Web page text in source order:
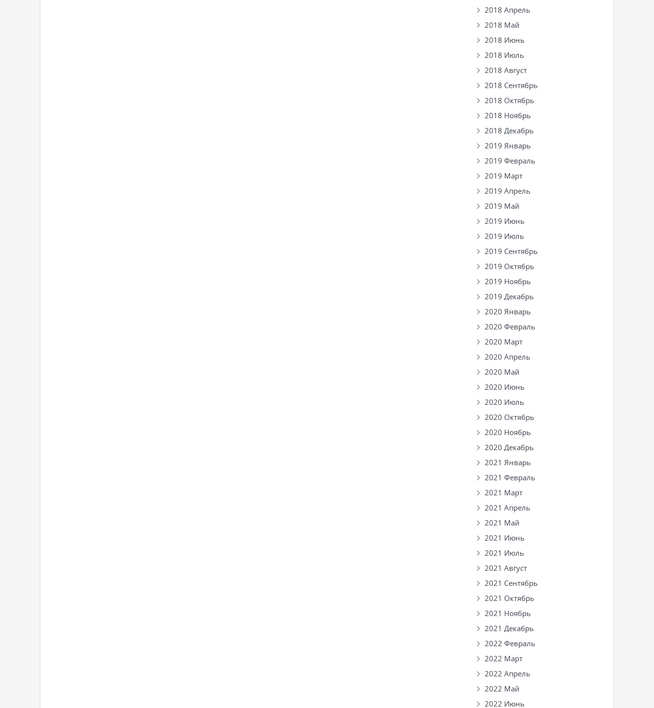
2018 Апрель
2018 Май
2018 Июнь
2018 Июль
2018 Август
2018 Сентябрь
2018 Октябрь
2018 Ноябрь
2018 Декабрь
2019 Январь
2019 Февраль
2019 Март
2019 Апрель
2019 Май
2019 Июнь
2019 Июль
2019 Сентябрь
2019 Октябрь
2019 Ноябрь
2019 Декабрь
2020 Январь
2020 Февраль
2020 Март
2020 Апрель
2020 Май
2020 Июнь
2020 Июль
2020 Октябрь
2020 Ноябрь
2020 Декабрь
2021 Январь
2021 Февраль
2021 Март
2021 Апрель
2021 Май
2021 Июнь
2021 Июль
2021 Август
2021 Сентябрь
2021 Октябрь
2021 Ноябрь
2021 Декабрь
2022 Февраль
2022 Март
2022 Апрель
2022 Май
2022 Июнь